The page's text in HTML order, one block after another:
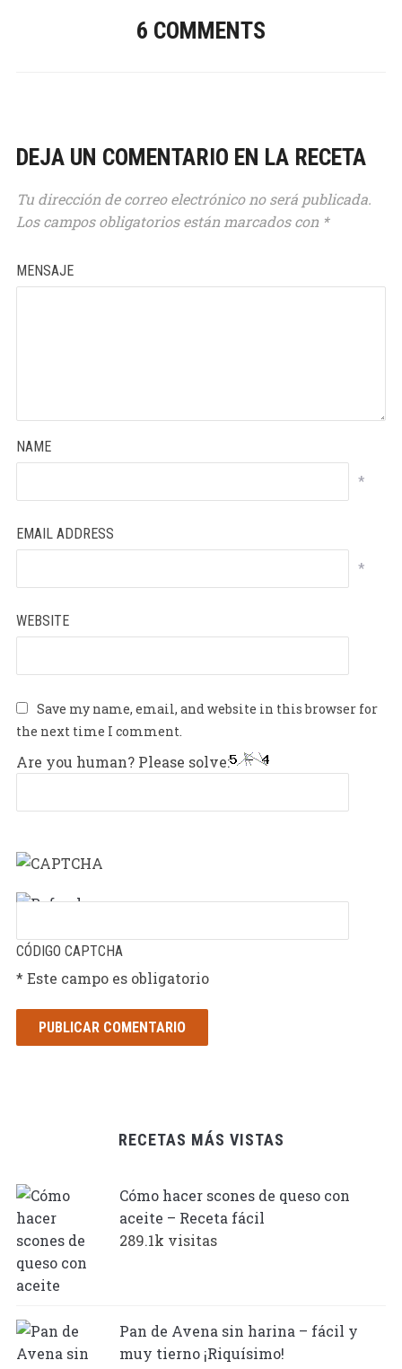
6 COMMENTS
DEJA UN COMENTARIO EN LA RECETA
Tu dirección de correo electrónico no será publicada.
Los campos obligatorios están marcados con *
MENSAJE
NAME
*
EMAIL ADDRESS
*
WEBSITE
Save my name, email, and website in this browser for
the next time I comment.
Are you human? Please solve:
CÓDIGO CAPTCHA
* Este campo es obligatorio
RECETAS MÁS VISTAS
Cómo hacer scones de queso con
aceite – Receta fácil
289.1k visitas
Pan de Avena sin harina – fácil y
muy tierno ¡Riquísimo!